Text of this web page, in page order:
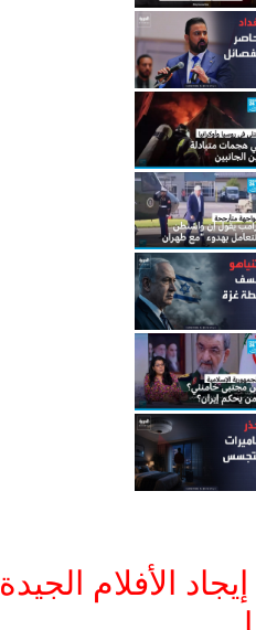
الأفلام الجيدة